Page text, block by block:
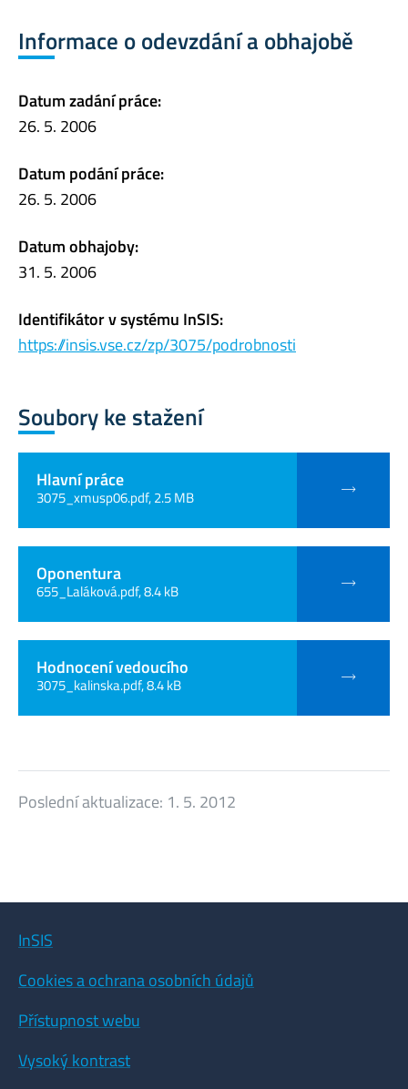
Informace o odevzdání a obhajobě
Datum zadání práce:
26. 5. 2006
Datum podání práce:
26. 5. 2006
Datum obhajoby:
31. 5. 2006
Identifikátor v systému InSIS:
https://insis.vse.cz/zp/3075/podrobnosti
Soubory ke stažení
Hlavní práce
3075_xmusp06.pdf, 2.5 MB
Oponentura
655_Laláková.pdf, 8.4 kB
Hodnocení vedoucího
3075_kalinska.pdf, 8.4 kB
Poslední aktualizace: 1. 5. 2012
InSIS
Cookies a ochrana osobních údajů
Přístupnost webu
Vysoký kontrast